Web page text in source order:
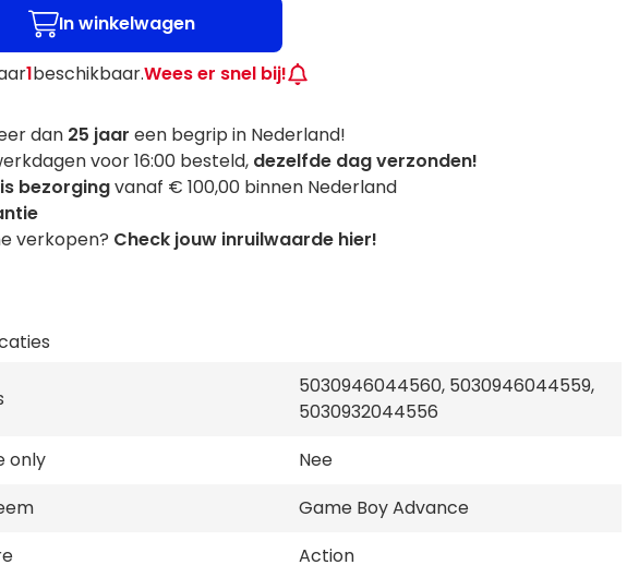
In winkelwagen
1beschikbaar.Wees er snel bij!
dan 25 jaar een begrip in Nederland!
voor 16:00 besteld, dezelfde dag verzonden!
bezorgingvanaf € 100,00 binnen Nederland
verkopen? Check jouw inruilwaarde hier!
5030946044560, 5030946044559,
5030932044556
only
Nee
Game Boy Advance
Action